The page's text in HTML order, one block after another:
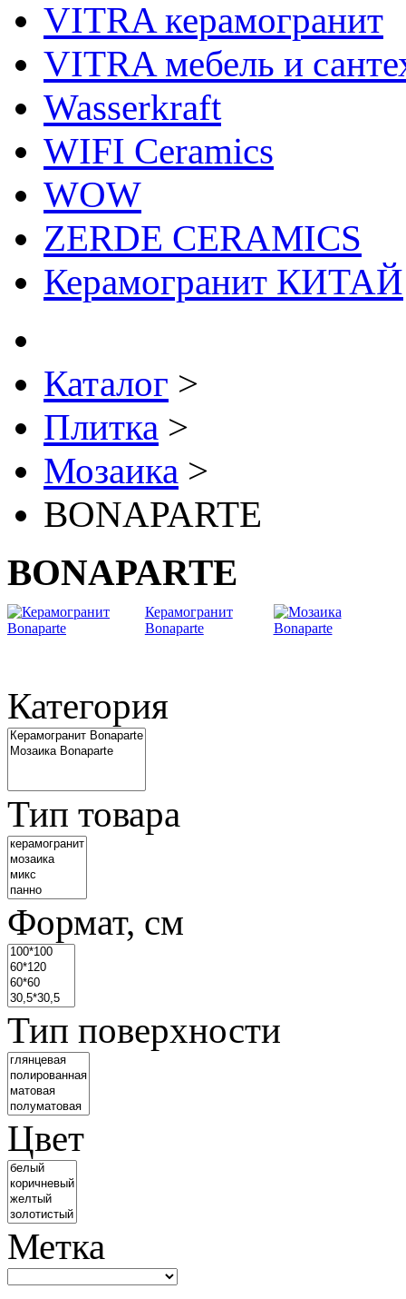
VITRA керамогранит
VITRA мебель и
Wasserkraft
WIFI Ceramics
WOW
ZERDE CERAMICS
Керамогранит КИТАЙ
Каталог >
Плитка >
Мозаика >
BONAPARTE
BONAPARTE
Керамогранит
Bonaparte
Категория
Тип товара
Формат, см
Тип поверхности
Цвет
Метка